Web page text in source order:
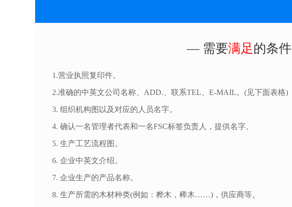
— 需要满足的条
1.营业执照复印件。
2.准确的中英文公司名称、ADD.、联系TEL、E-MAIL。(见下面表格)
3. 组织机构图以及对应的人员名字。
4. 确认一名管理者代表和一名FSC标签负责人，提供名字。
5. 生产工艺流程图。
6. 企业中英文介绍。
7. 企业生产的产品名称。
8. 生产所需的木材种类(例如：桦木，榉木……)，供应商等。